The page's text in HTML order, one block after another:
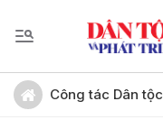
Công tác Dân tộc